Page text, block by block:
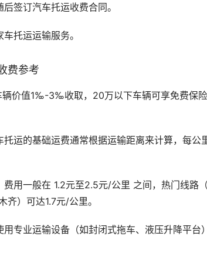
签订汽车托运收费合同。
托运运输服务。
费参考
辆价值1‰-3‰收取，20万以下车辆可享免费保
运的基础运费通常根据运输距离来计算，每公
用一般在 1.2元至2.5元/公里 之间，热门线路
）可达1.7元/公里。
专业运输设备（如封闭式拖车、液压升降平台